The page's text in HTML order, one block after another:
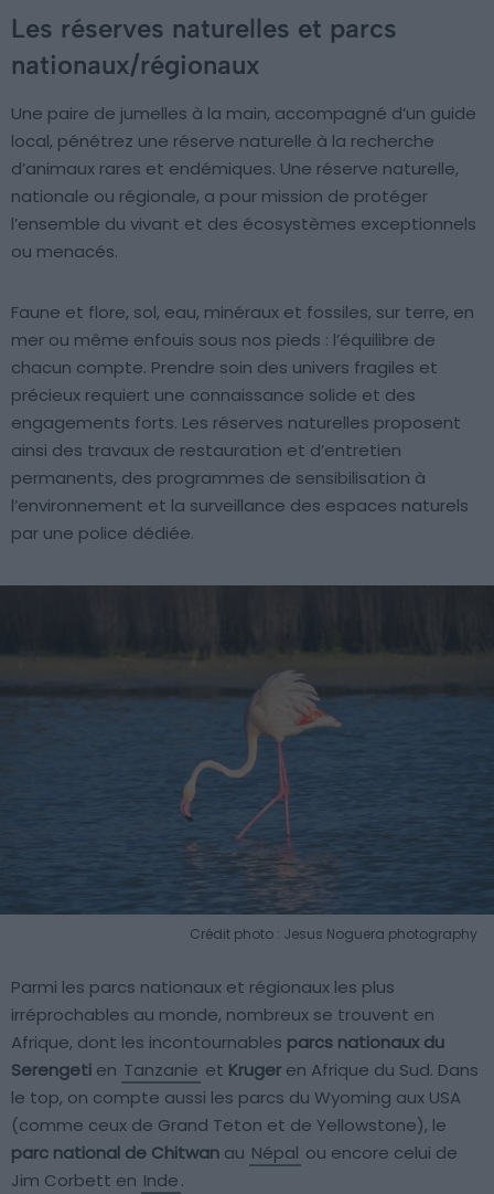
Les réserves naturelles et parcs
nationaux/régionaux
Une paire de jumelles à la main, accompagné d’un guide
local, pénétrez une réserve naturelle à la recherche
d’animaux rares et endémiques. Une réserve naturelle,
nationale ou régionale, a pour mission de protéger
l’ensemble du vivant et des écosystèmes exceptionnels
ou menacés.
Faune et flore, sol, eau, minéraux et fossiles, sur terre, en
mer ou même enfouis sous nos pieds : l’équilibre de
chacun compte. Prendre soin des univers fragiles et
précieux requiert une connaissance solide et des
engagements forts. Les réserves naturelles proposent
ainsi des travaux de restauration et d’entretien
permanents, des programmes de sensibilisation à
l’environnement et la surveillance des espaces naturels
par une police dédiée.
Crédit photo : Jesus Noguera photography
Parmi les parcs nationaux et régionaux les plus
irréprochables au monde, nombreux se trouvent en
Afrique, dont les incontournables parcs nationaux du
Serengeti en Tanzanie et Kruger en Afrique du Sud. Dans
le top, on compte aussi les parcs du Wyoming aux USA
(comme ceux de Grand Teton et de Yellowstone), le
parc national de Chitwan au Népal ou encore celui de
Jim Corbett en Inde.